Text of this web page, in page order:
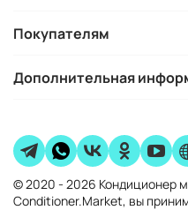
Покупателям
Дополнительная
© 2020 - 2026 Кондиционер
Conditioner.Market, вы